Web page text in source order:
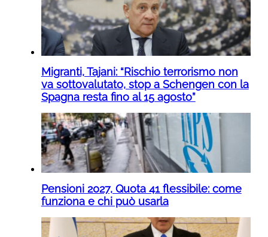
Migranti, Tajani: “Rischio terrorismo non
va sottovalutato, stop a Schengen con la
Spagna resta fino al 15 agosto”
Pensioni 2027, Quota 41 flessibile: come
funziona e chi può usarla